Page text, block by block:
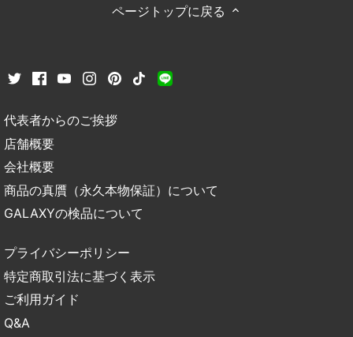
ページトップに戻る
代表者からのご挨拶
店舗概要
会社概要
商品の真贋（永久本物保証）について
GALAXYの検品について
プライバシーポリシー
特定商取引法に基づく表示
ご利用ガイド
Q&A